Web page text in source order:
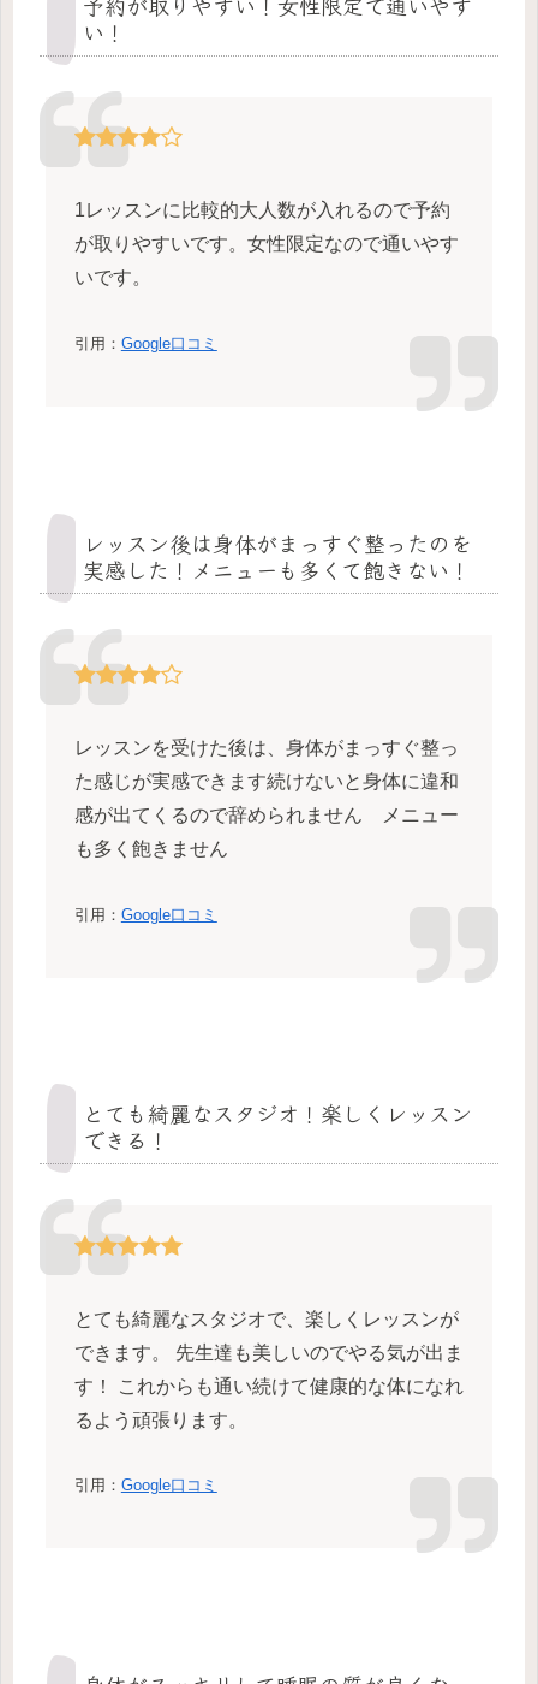
い！
1レッスンに比較的大人数が入れるので予約
が取りやすいです。女性限定なので通いやす
いです。
引用： Google口コミ
レッスン後は身体がまっすぐ整ったのを
実感した！メニューも多くて飽きない！
レッスンを受けた後は、身体がまっすぐ整っ
た感じが実感できます続けないと身体に違和
感が出てくるので辞められません メニュー
も多く飽きません
引用： Google口コミ
とても綺麗なスタジオ！楽しくレッスン
できる！
とても綺麗なスタジオで、楽しくレッスンが
できます。 先生達も美しいのでやる気が出ま
す！ これからも通い続けて健康的な体になれ
るよう頑張ります。
引用： Google口コミ